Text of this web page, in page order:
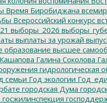
Время Биробиджана
Всероссийский конкурс
выборы_2026
выплаты за урожай
образование высшее
Галина Соколова
гидрологическая
семьи Год экологии
городская Дума
госжилинспекция